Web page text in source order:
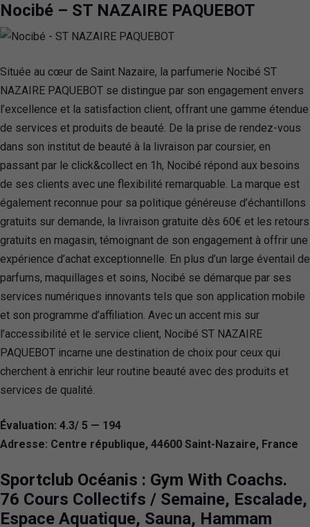
Nocibé – ST NAZAIRE PAQUEBOT
Située au cœur de Saint Nazaire, la parfumerie Nocibé ST
NAZAIRE PAQUEBOT se distingue par son engagement envers
l’excellence et la satisfaction client, offrant une gamme étendue
de services et produits de beauté. De la prise de rendez-vous
dans son institut de beauté à la livraison par coursier, en
passant par le click&collect en 1h, Nocibé répond aux besoins
de ses clients avec une flexibilité remarquable. La marque est
également reconnue pour sa politique généreuse d’échantillons
gratuits sur demande, la livraison gratuite dès 60€ et les retours
gratuits en magasin, témoignant de son engagement à offrir une
expérience d’achat exceptionnelle. En plus d’un large éventail de
parfums, maquillages et soins, Nocibé se démarque par ses
services numériques innovants tels que son application mobile
et son programme d’affiliation. Avec un accent mis sur
l’accessibilité et le service client, Nocibé ST NAZAIRE
PAQUEBOT incarne une destination de choix pour ceux qui
cherchent à enrichir leur routine beauté avec des produits et
services de qualité.
Évaluation: 4.3/ 5 — 194
Adresse: Centre république, 44600 Saint-Nazaire, France
Sportclub Océanis : Gym With Coachs.
76 Cours Collectifs / Semaine, Escalade,
Espace Aquatique, Sauna, Hammam